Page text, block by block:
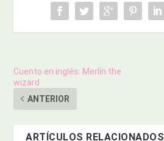
Cuento en inglés: Merlín the
wizard
ANTERIOR
ARTÍCULOS RELACIONADOS